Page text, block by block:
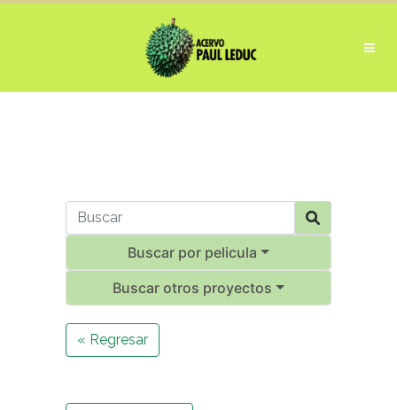
Buscar por pelicula
Buscar otros proyectos
« Regresar